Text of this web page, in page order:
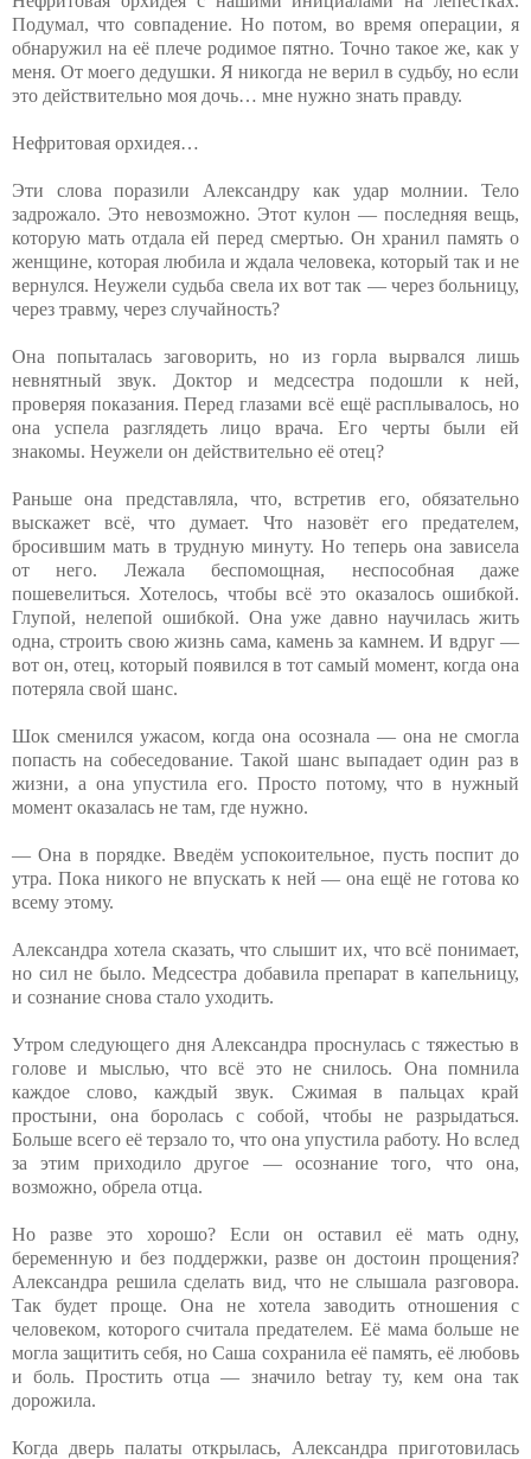
Подумал, что совпадение. Но потом, во время операции, я
обнаружил на её плече родимое пятно. Точно такое же, как у
меня. От моего дедушки. Я никогда не верил в судьбу, но если
это действительно моя дочь… мне нужно знать правду.
Нефритовая орхидея…
Эти слова поразили Александру как удар молнии. Тело
задрожало. Это невозможно. Этот кулон — последняя вещь,
которую мать отдала ей перед смертью. Он хранил память о
женщине, которая любила и ждала человека, который так и не
вернулся. Неужели судьба свела их вот так — через больницу,
через травму, через случайность?
Она попыталась заговорить, но из горла вырвался лишь
невнятный звук. Доктор и медсестра подошли к ней,
проверяя показания. Перед глазами всё ещё расплывалось, но
она успела разглядеть лицо врача. Его черты были ей
знакомы. Неужели он действительно её отец?
Раньше она представляла, что, встретив его, обязательно
выскажет всё, что думает. Что назовёт его предателем,
бросившим мать в трудную минуту. Но теперь она зависела
от него. Лежала беспомощная, неспособная даже
пошевелиться. Хотелось, чтобы всё это оказалось ошибкой.
Глупой, нелепой ошибкой. Она уже давно научилась жить
одна, строить свою жизнь сама, камень за камнем. И вдруг —
вот он, отец, который появился в тот самый момент, когда она
потеряла свой шанс.
Шок сменился ужасом, когда она осознала — она не смогла
попасть на собеседование. Такой шанс выпадает один раз в
жизни, а она упустила его. Просто потому, что в нужный
момент оказалась не там, где нужно.
— Она в порядке. Введём успокоительное, пусть поспит до
утра. Пока никого не впускать к ней — она ещё не готова ко
всему этому.
Александра хотела сказать, что слышит их, что всё понимает,
но сил не было. Медсестра добавила препарат в капельницу,
и сознание снова стало уходить.
Утром следующего дня Александра проснулась с тяжестью в
голове и мыслью, что всё это не снилось. Она помнила
каждое слово, каждый звук. Сжимая в пальцах край
простыни, она боролась с собой, чтобы не разрыдаться.
Больше всего её терзало то, что она упустила работу. Но вслед
за этим приходило другое — осознание того, что она,
возможно, обрела отца.
Но разве это хорошо? Если он оставил её мать одну,
беременную и без поддержки, разве он достоин прощения?
Александра решила сделать вид, что не слышала разговора.
Так будет проще. Она не хотела заводить отношения с
человеком, которого считала предателем. Её мама больше не
могла защитить себя, но Саша сохранила её память, её любовь
и боль. Простить отца — значило betray ту, кем она так
дорожила.
Когда дверь палаты открылась, Александра приготовилась